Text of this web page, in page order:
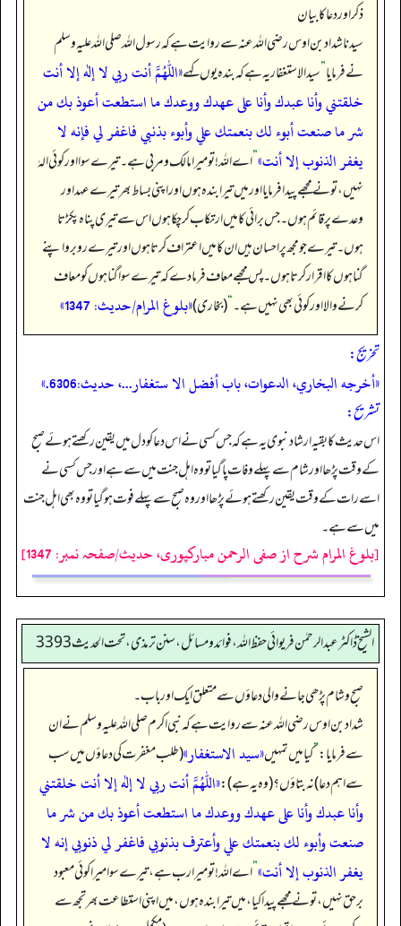
ذکر اور دعا کا بیان
سیدنا شداد بن اوس رضی اللہ عنہ سے روایت ہے کہ رسول اللہ صلی اللہ علیہ وسلم
نے فرمایا”سیدالاستغفار یہ ہے کہ بندہ یوں کہے«اللهم أنت ربي لا إله إلا أنت
خلقتني وأنا عبدك وأنا على عهدك ووعدك ما استطعت أعوذ بك من
شر ما صنعت أبوء لك بنعمتك علي وأبوء بذنبي فاغفر لي فإنه لا
يغفر الذنوب إلا أنت»”اے اللہ! تو میرا مالک و مربی ہے۔ تیرے سوا اور کوئی الہٰ
نہیں، تو نے مجھے پیدا فرمایا اور میں تیرا بندہ ہوں اور اپنی بساط بھر تیرے عہد اور
وعدے پر قائم ہوں۔ جس برائی کا میں ارتکاب کر چکا ہوں اس سے تیری پناہ پکڑتا
ہوں۔ تیرے جو مجھ پر احسان ہیں ان کا میں اعتراف کرتا ہوں اور تیرے روبرو اپنے
گناہوں کا اقرار کرتا ہوں۔ پس مجھے معاف فرما دے کہ تیرے سوا گناہوں کو معاف
کرنے والا اور کوئی بھی نہیں ہے۔“(بخاری)«بلوغ المرام/حدیث: 1347»
تخریج:
«أخرجه البخاري، الدعوات، باب أفضل الا ستغفار...، حديث:6306.»
تشریح:
اس حدیث کا بقیہ ارشاد نبوی یہ ہے کہ جس کسی نے اس دعا کو دل میں یقین رکھتے ہوئے صبح
کے وقت پڑھا اور شام سے پہلے وفات پا گیا تو وہ اہل جنت میں سے ہے اور جس کسی نے
اسے رات کے وقت یقین رکھتے ہوئے پڑھا اور وہ صبح سے پہلے فوت ہوگیا تو وہ بھی اہل جنت
میں سے ہے۔
[بلوغ المرام شرح از صفی الرحمن مبارکپوری، حدیث/صفحہ نمبر: 1347]
الشیخ ڈاکٹر عبد الرحمٰن فریوائی حفظ اللہ، فوائد و مسائل، سنن ترمذی، تحت الحديث 3393
صبح و شام پڑھی جانے والی دعاؤں سے متعلق ایک اور باب۔
شداد بن اوس رضی الله عنہ سے روایت ہے کہ نبی اکرم صلی اللہ علیہ وسلم نے ان
سے فرمایا:”کیا میں تمہیں«سيد الاستغفار»(طلب مغفرت کی دعاؤں میں سب
سے اہم دعا) نہ بتاؤں؟ (وہ یہ ہے):«اللهم أنت ربي لا إله إلا أنت خلقتني
وأنا عبدك وأنا على عهدك ووعدك ما استطعت أعوذ بك من شر ما
صنعت وأبوء لك بنعمتك علي وأعترف بذنوبي فاغفر لي ذنوبي إنه لا
يغفر الذنوب إلا أنت»”اے اللہ! تو میرا رب ہے، تیرے سوا میرا کوئی معبود
برحق نہیں، تو نے مجھے پیدا کیا، میں تیرا بندہ ہوں، میں اپنی استطاعت بھر تجھ سے